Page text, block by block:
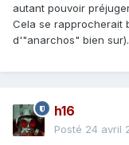
autant pouvoir
Cela se rapprocherait
d'"anarchos" bien sur).
h16
Posté 24 avril